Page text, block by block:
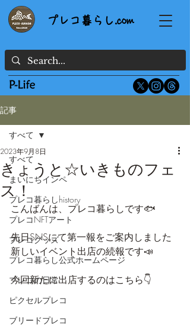
プレコ暮らし.com
記事
すべて
まいにちインペ
プレコ暮らしhistory
プレコNFTアート
プレコグッズ
プレコ暮らし公式ホームページ
プレコの日常
ピクセルプレコ
ブリードプレコ
すべて
きょうと☆いきものフェ
ス！
2023年9月8日
こんばんは、プレコ暮らしです🐟
先日SNSにて第一報をご案内しました
新しいイベント出店の続報です📣
今回新たに出店するのはこちら👇